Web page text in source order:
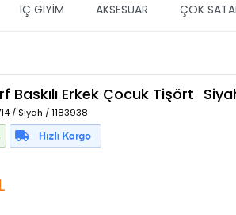
İÇ GİYİM AKSESUAR ÇOK
Baskılı Erkek Çocuk Tişört
/ Siyah / 1183938